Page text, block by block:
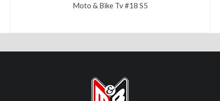
Moto & Bike Tv #18 S5